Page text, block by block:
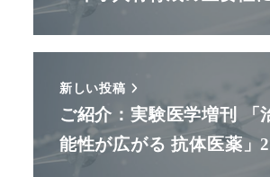
新しい投稿
ご紹介：実験医学増刊 「
能性が広がる 抗体医薬」